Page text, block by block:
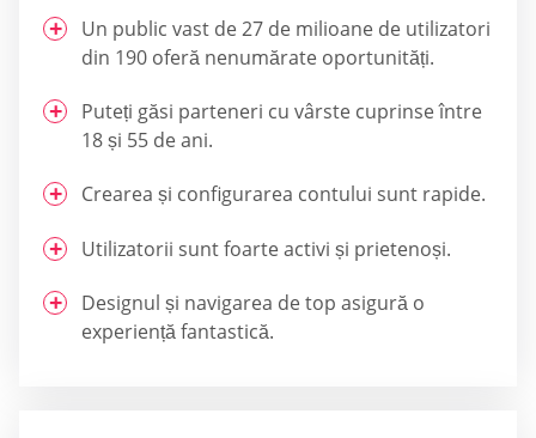
Un public vast de 27 de milioane de utilizatori
din 190 oferă nenumărate oportunități.
Puteți găsi parteneri cu vârste cuprinse între
18 și 55 de ani.
Crearea și configurarea contului sunt rapide.
Utilizatorii sunt foarte activi și prietenoși.
Designul și navigarea de top asigură o
experiență fantastică.